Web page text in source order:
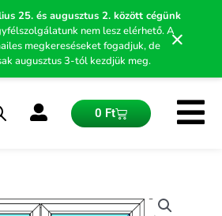
25. és augusztus 2. között cégünk
nem lesz elérhető. A
megkereséseket fogadjuk, de
augusztus 3-tól kezdjük meg.
×
0 FtKosár